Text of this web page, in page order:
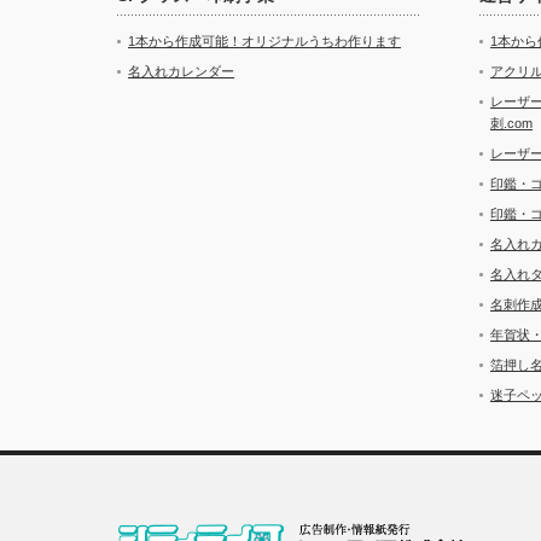
1本から作成可能！オリジナルうちわ作ります
名入れカレンダー
1本か
アクリ
レーザ
刺.com
レーザ
印鑑・
印鑑・
名入れ
名入れ
名刺作
年賀状
箔押し
迷子ペ